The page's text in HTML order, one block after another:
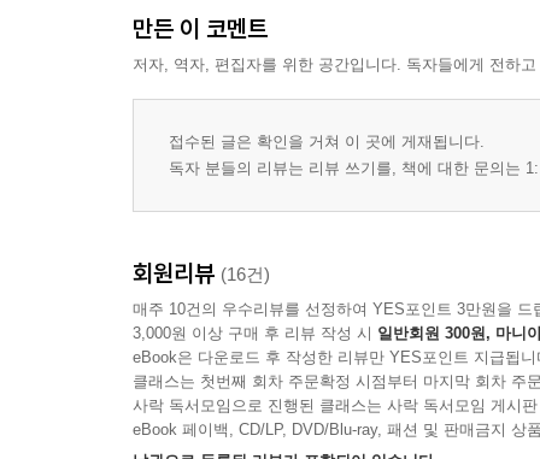
만든 이 코멘트
저자, 역자, 편집자를 위한 공간입니다. 독자들에게 전하
접수된 글은 확인을 거쳐 이 곳에 게재됩니다.
독자 분들의 리뷰는 리뷰 쓰기를, 책에 대한 문의는
회원리뷰 (16건)
매주 10건의 우수리뷰를 선정하여 YES포인트 3만원을 드
3,000원 이상 구매 후 리뷰 작성 시 일반회원 300원, 마니
eBook은 다운로드 후 작성한 리뷰만 YES포인트 지급됩니
클래스는 첫번째 회차 주문확정 시점부터 마지막 회차 주
사락 독서모임으로 진행된 클래스는 사락 독서모임 게시
eBook 페이백, CD/LP, DVD/Blu-ray, 패션 및 판매금지 상